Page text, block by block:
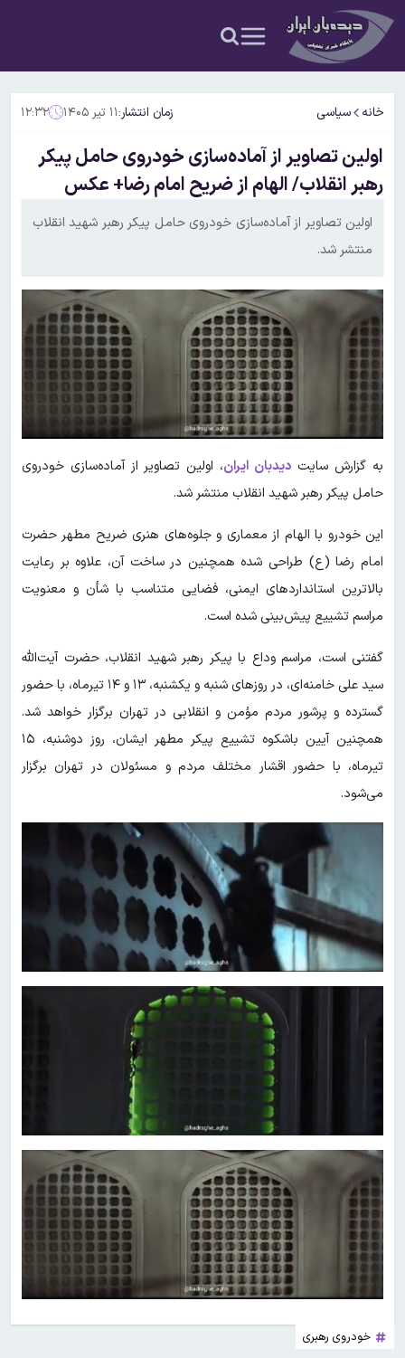
خانه سیاسی زمان انتشار:۱۱ تیر ۱۴۰۵ ۱۲:۳۲
اولین تصاویر از آماده‌سازی خودروی حامل پیکر
رهبر انقلاب/ الهام از ضریح امام رضا+ عکس
اولین تصاویر از آماده‌سازی خودروی حامل پیکر رهبر شهید انقلاب
منتشر شد.
به گزارش سایت دیدبان ایران، اولین تصاویر از آماده‌سازی خودروی
حامل پیکر رهبر شهید انقلاب منتشر شد.
این خودرو با الهام از معماری و جلوه‌های هنری ضریح مطهر حضرت
امام رضا (ع) طراحی شده همچنین در ساخت آن، علاوه بر رعایت
بالاترین استانداردهای ایمنی، فضایی متناسب با شأن و معنویت
مراسم تشییع پیش‌بینی شده است.
گفتنی است، مراسم وداع با پیکر رهبر شهید انقلاب، حضرت آیت‌الله
سید علی خامنه‌ای، در روزهای شنبه و یکشنبه، ۱۳ و ۱۴ تیرماه، با حضور
گسترده و پرشور مردم مؤمن و انقلابی در تهران برگزار خواهد شد.
همچنین آیین باشکوه تشییع پیکر مطهر ایشان، روز دوشنبه، ۱۵
تیرماه، با حضور اقشار مختلف مردم و مسئولان در تهران برگزار
می‌شود.
خودروی رهبری